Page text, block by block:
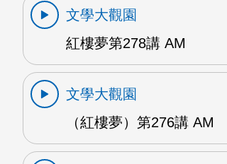
文學大觀園
紅樓夢第278講 AM
文學大觀園
（紅樓夢）第276講 AM